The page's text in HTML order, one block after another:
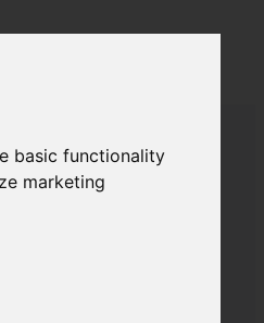
basic functionality
marketing